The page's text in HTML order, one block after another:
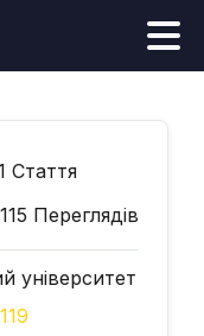
Стаття
115 Переглядів
університет